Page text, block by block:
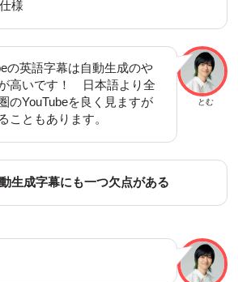
様
とむ
の英語字幕は自動生成のや
高いです！ 日本語より全
のYouTubeを良く見ますが
こともあります。
生成字幕にも一つ欠点がある